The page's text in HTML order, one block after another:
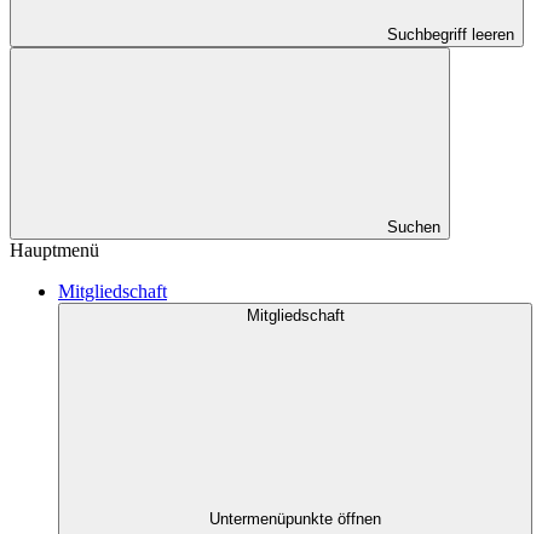
Suchbegriff leeren
Suchen
Hauptmenü
Mitgliedschaft
Mitgliedschaft
Untermenüpunkte öffnen